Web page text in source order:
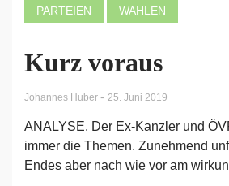
PARTEIEN WAHLEN
Kurz voraus
Johannes Huber - 25. Juni 2019
ANALYSE. Der Ex-Kanzler und
immer die Themen. Zunehmend
Endes aber nach wie vor am